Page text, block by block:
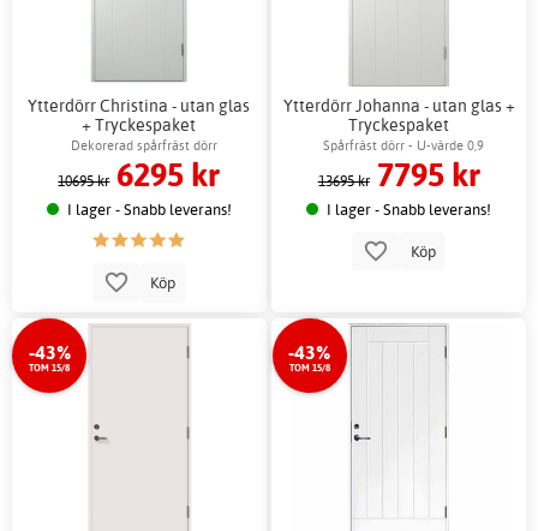
Ytterdörr Christina - utan glas
+ Tryckespaket
Dekorerad spårfräst dörr
10695 kr 6295 kr
I lager - Snabb leverans!
Köp
Ytterdörr Johanna - utan glas +
Tryckespaket
Spårfräst dörr - U-värde 0,9
13695 kr 7795 kr
I lager - Snabb leverans!
Köp
-43%
TOM 15/8
-43%
TOM 15/8